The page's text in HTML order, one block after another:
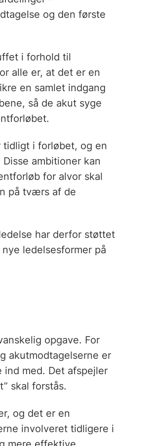
og den første
i forhold til
alle er, at det er en
en samlet indgang
så de akut syge
i forløbet, og en
ambitioner kan
for alvor skal
på tværs af de
har derfor støttet
ledelsesformer på
opgave. For
akutmodtagelserne er
med. Det afspejler
skal forstås.
og det er en
involveret tidligere i